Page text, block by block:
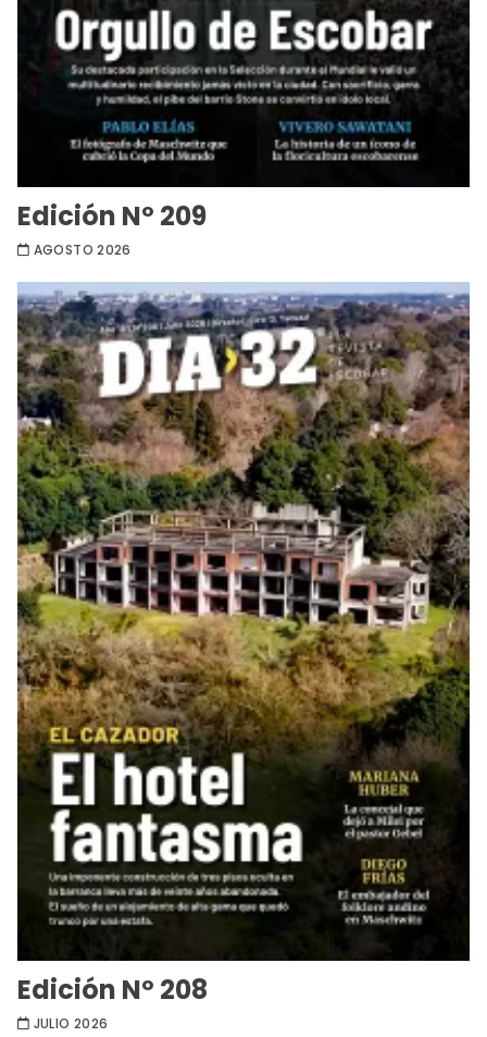
Edición Nº 209
AGOSTO 2026
Edición Nº 208
JULIO 2026